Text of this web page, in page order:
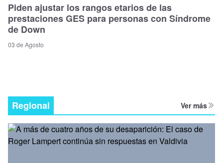
Piden ajustar los rangos etarios de las
prestaciones GES para personas con Síndrome
de Down
03 de Agosto
Regional Ver más